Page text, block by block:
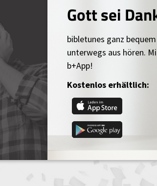
Gott sei
bibletunes ganz
unterwegs aus hören.
b+App!
Kostenlos erhältlich: